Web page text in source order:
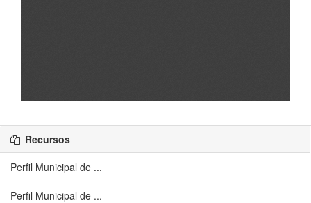
Recursos
Perfil Municipal de ...
Perfil Municipal de ...